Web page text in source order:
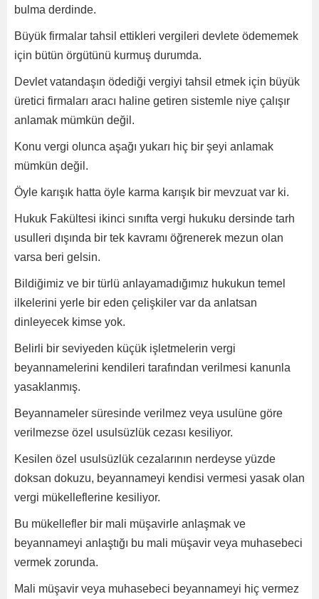
bulma derdinde.
Büyük firmalar tahsil ettikleri vergileri devlete ödememek
için bütün örgütünü kurmuş durumda.
Devlet vatandaşın ödediği vergiyi tahsil etmek için büyük
üretici firmaları aracı haline getiren sistemle niye çalışır
anlamak mümkün değil.
Konu vergi olunca aşağı yukarı hiç bir şeyi anlamak
mümkün değil.
Öyle karışık hatta öyle karma karışık bir mevzuat var ki.
Hukuk Fakültesi ikinci sınıfta vergi hukuku dersinde tarh
usulleri dışında bir tek kavramı öğrenerek mezun olan
varsa beri gelsin.
Bildiğimiz ve bir türlü anlayamadığımız hukukun temel
ilkelerini yerle bir eden çelişkiler var da anlatsan
dinleyecek kimse yok.
Belirli bir seviyeden küçük işletmelerin vergi
beyannamelerini kendileri tarafından verilmesi kanunla
yasaklanmış.
Beyannameler süresinde verilmez veya usulüne göre
verilmezse özel usulsüzlük cezası kesiliyor.
Kesilen özel usulsüzlük cezalarının nerdeyse yüzde
doksan dokuzu, beyannameyi kendisi vermesi yasak olan
vergi mükelleflerine kesiliyor.
Bu mükellefler bir mali müşavirle anlaşmak ve
beyannameyi anlaştığı bu mali müşavir veya muhasebeci
vermek zorunda.
Mali müşavir veya muhasebeci beyannameyi hiç vermez